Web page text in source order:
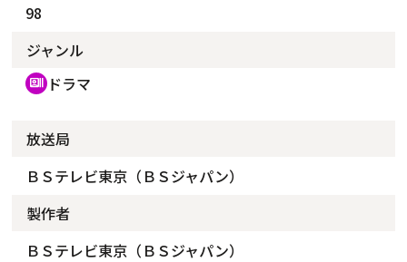
98
ジャンル
recent_actors ドラマ
放送局
ＢＳテレビ東京（ＢＳジャパン）
製作者
ＢＳテレビ東京（ＢＳジャパン）